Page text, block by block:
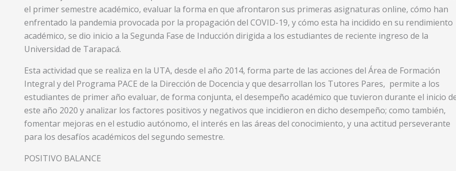
el primer semestre académico, evaluar la forma en que afrontaron sus primeras asignaturas online, cómo han
enfrentado la pandemia provocada por la propagación del COVID-19, y cómo esta ha incidido en su rendimiento
académico, se dio inicio a la Segunda Fase de Inducción dirigida a los estudiantes de reciente ingreso de la
Universidad de Tarapacá.
Esta actividad que se realiza en la UTA, desde el año 2014, forma parte de las acciones del Área de Formación
Integral y del Programa PACE de la Dirección de Docencia y que desarrollan los Tutores Pares, permite a los
estudiantes de primer año evaluar, de forma conjunta, el desempeño académico que tuvieron durante el inicio
este año 2020 y analizar los factores positivos y negativos que incidieron en dicho desempeño; como también,
fomentar mejoras en el estudio autónomo, el interés en las áreas del conocimiento, y una actitud perseverante
para los desafíos académicos del segundo semestre.
POSITIVO BALANCE